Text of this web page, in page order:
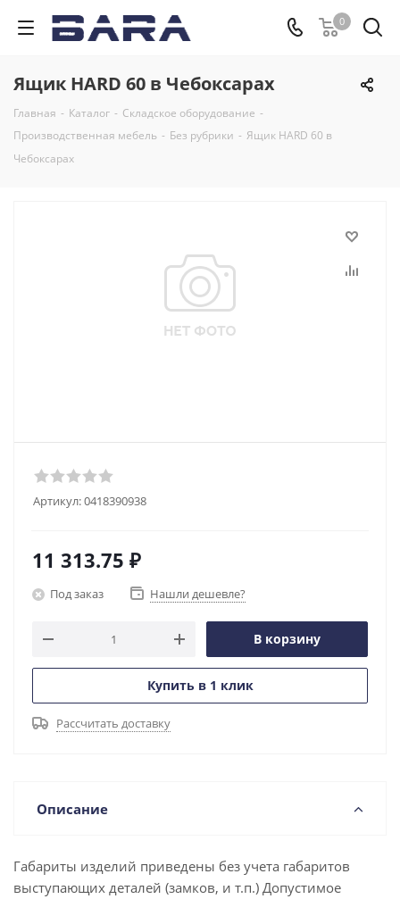
0
Ящик HARD 60 в Чебоксарах
Главная - Каталог - Складское оборудование -
Производственная мебель - Без рубрики - Ящик HARD 60 в
Чебоксарах
Артикул:0418390938
11 313.75 ₽
Под заказ Нашли дешевле?
В корзину
Купить в 1 клик
Рассчитать доставку
Описание
Габариты изделий приведены без учета габаритов
выступающих деталей (замков, и т.п.) Допустимое